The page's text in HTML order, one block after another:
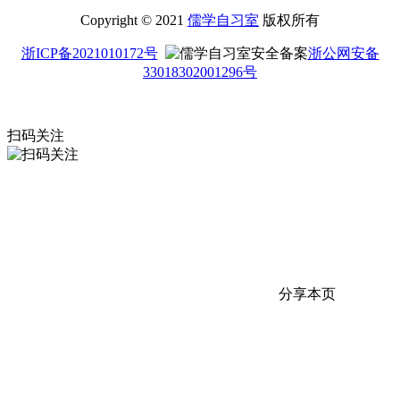
Copyright © 2021 儒学自习室 版权所有
浙ICP备2021010172号
浙公网安备
33018302001296号
扫码关注
分享本页